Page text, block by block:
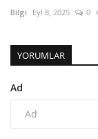
Bilgi Eyl 8, 2025 0
YORUMLAR
Ad